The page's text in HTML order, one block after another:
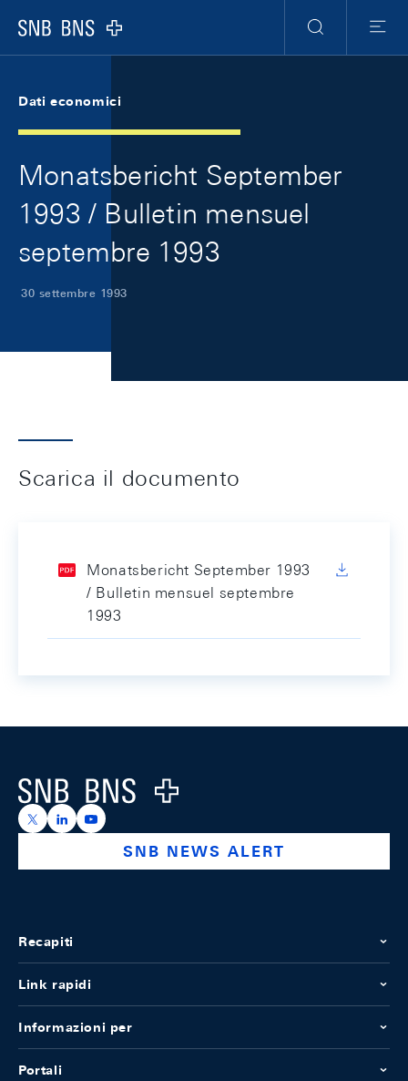
Logo
Ricerca
Menu
Dati economici
Monatsbericht September
1993 / Bulletin mensuel
septembre 1993
30 settembre 1993
Scarica il documento
Monatsbericht September 1993
/ Bulletin mensuel septembre
1993
Logo
https://x.com/snb_bns
https://ch.linkedin.com/company/swiss-national-
https://www.youtube.com/@swissnationalbank
SNB NEWS ALERT
Recapiti
Link rapidi
Informazioni per
Portali